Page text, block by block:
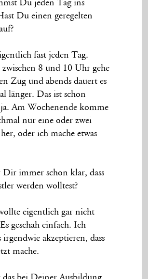
Du jeden Tag ins
Du einen geregelten
fast jeden Tag.
8 und 10 Uhr gehe
Zug und abends dauert es
länger. Das ist schon
ja. Am Wochenende komme
nur eine oder zwei
oder ich mache etwas
immer schon klar, dass
werden wolltest?
eigentlich gar nicht
geschah einfach. Ich
irgendwie akzeptieren, dass
mache.